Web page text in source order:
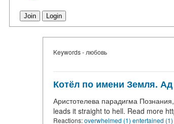
Join Login
Keywords - любовь
Котёл по имени Земля.
Аристотелева парадигма
leads it straight to hell. Read more
Reactions: overwhelmed (1) entertained (1)